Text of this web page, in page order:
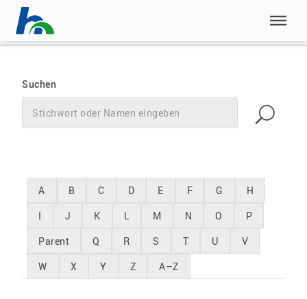
Menü überspringen
Menü überspringen
Suchen
Filtern nach Kontaktverzeichnis_sortierung
A B C D E F G
H
I
J K L M N O
P
Parent
Q R S T U
V
W
X Y Z A–Z